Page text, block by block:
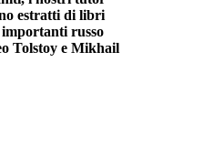
estratti di libri
russo
Tolstoy e Mikhail